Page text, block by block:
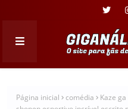
Página inicial comédia
Kaze